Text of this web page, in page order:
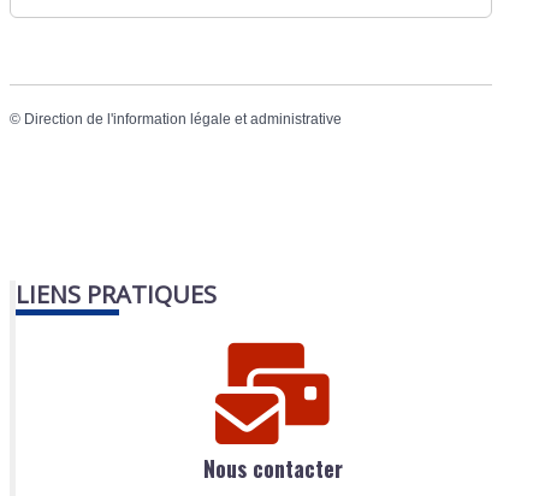
© Direction de l'information légale et administrative
LIENS PRATIQUES
Nous contacter